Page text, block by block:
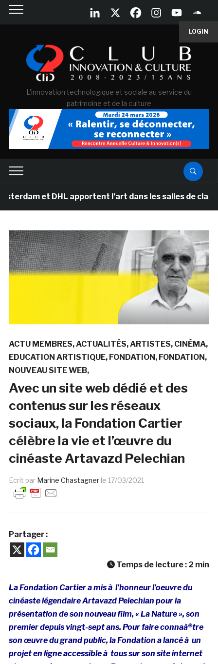
LOGIN
L'innovation technologique et sociale au service du
patrimoine et de la culture
et DHL apportent l’art dans les salles de classe des
ACTU MEMBRES ACTUALITÉS ARTISTES CINÉMA
EDUCATION ARTISTIQUE FONDATION FONDATION
NOUVEAU SITE WEB
Avec un site web dédié et des
contenus sur les réseaux
sociaux, la Fondation Cartier
célèbre la vie et l’œuvre du
cinéaste Artavazd Pelechian
Ecrit par Marine Chastagner le 17/03/2021
Partager :
Temps de lecture : 2 min
La Fondation Cartier a mis à l’honneur l’oeuvre du
cinéaste légendaire Artavazd Pelechian pour la
présentation de son nouveau film, « La Nature », son
premier depuis vingt-sept ans. Pour faire connaà®tre
son œuvre du grand public, la Fondation a lancé à un
projet en ligne accessible à tous sur son site internet